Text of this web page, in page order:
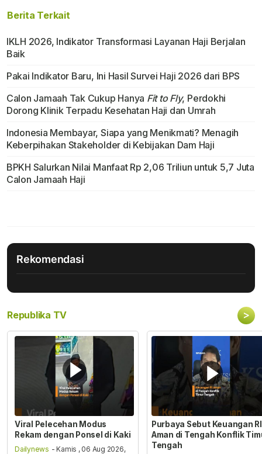
Berita Terkait
IKLH 2026, Indikator Transformasi Layanan Haji Berjalan
Baik
Pakai Indikator Baru, Ini Hasil Survei Haji 2026 dari BPS
Calon Jamaah Tak Cukup Hanya Fit to Fly, Perdokhi
Dorong Klinik Terpadu Kesehatan Haji dan Umrah
Indonesia Membayar, Siapa yang Menikmati? Menagih
Keberpihakan Stakeholder di Kebijakan Dam Haji
BPKH Salurkan Nilai Manfaat Rp 2,06 Triliun untuk 5,7 Juta
Calon Jamaah Haji
Rekomendasi
Republika TV >
Viral Pelecehan Modus
Rekam dengan Ponsel di Kaki
Dailynews - Kamis , 06 Aug 2026,
Purbaya Sebut Keuangan RI
Aman di Tengah Konflik
Tengah